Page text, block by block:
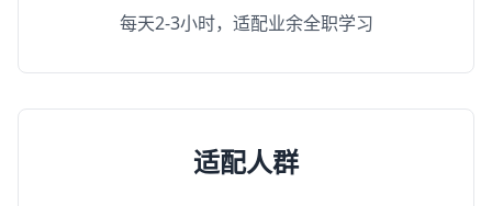
每天2-3小时，适配业余全职学习
适配人群